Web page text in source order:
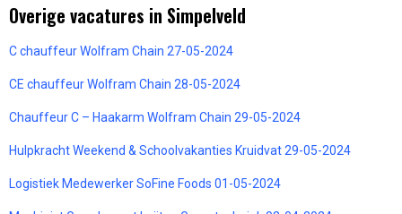
Overige vacatures in Simpelveld
C chauffeur Wolfram Chain 27-05-2024
CE chauffeur Wolfram Chain 28-05-2024
Chauffeur C – Haakarm Wolfram Chain 29-05-2024
Hulpkracht Weekend & Schoolvakanties Kruidvat 29-05-2024
Logistiek Medewerker SoFine Foods 01-05-2024